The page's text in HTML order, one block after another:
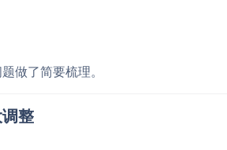
做了简要梳理。
整